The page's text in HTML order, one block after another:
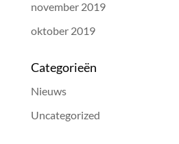
november 2019
oktober 2019
Categorieën
Nieuws
Uncategorized